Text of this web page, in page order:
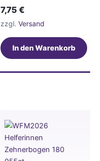
7,75 €
zzgl. Versand
In den Warenkorb